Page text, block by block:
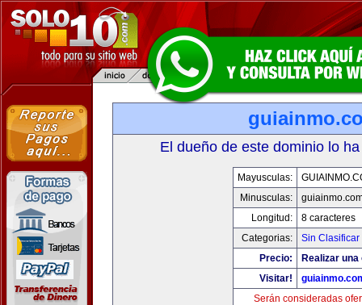
El dueño de este dominio lo
Mayusculas:
Minusculas:
Longitud:
8 caracteres
Categorias:
Sin Clasificar
Precio:
Realizar
Visitar!
Serán consideradas